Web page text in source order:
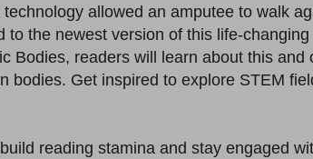
allowed an amputee to walk
the newest version of this life-
Bodies, readers will learn about this and
Get inspired to explore STEM
reading stamina and stay engaged